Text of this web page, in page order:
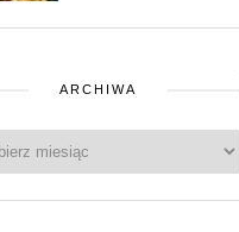
ARCHIWA